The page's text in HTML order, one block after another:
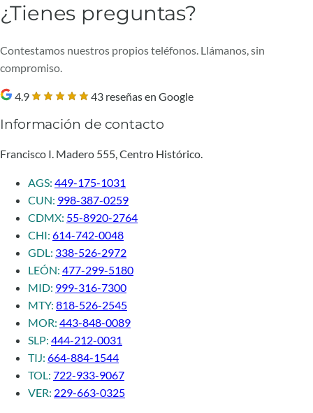
¿Tienes preguntas?
Contestamos nuestros propios teléfonos. Llámanos, sin
compromiso.
4.9 43 reseñas en Google
Información de contacto
Francisco I. Madero 555, Centro Histórico.
AGS: 449-175-1031
CUN: 998-387-0259
CDMX: 55-8920-2764
CHI: 614-742-0048
GDL: 338-526-2972
LEÓN: 477-299-5180
MID: 999-316-7300
MTY: 818-526-2545
MOR: 443-848-0089
SLP: 444-212-0031
TIJ: 664-884-1544
TOL: 722-933-9067
VER: 229-663-0325